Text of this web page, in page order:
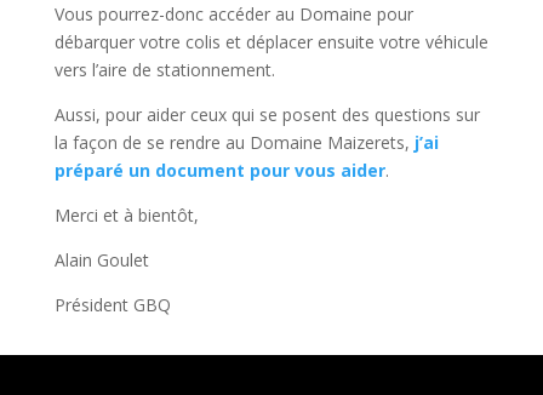
Vous pourrez-donc accéder au Domaine pour
débarquer votre colis et déplacer ensuite votre véhicule
vers l’aire de stationnement.
Aussi, pour aider ceux qui se posent des questions sur
la façon de se rendre au Domaine Maizerets, j’ai
préparé un document pour vous aider.
Merci et à bientôt,
Alain Goulet
Président GBQ